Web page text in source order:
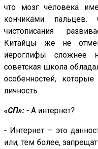
что мозг человека
кончиками
чистописания
Китайцы же не
иероглифы сложнее
советская школа
особенностей,
личность.
«СП»: - А интернет?
- Интернет – это
или, тем более,